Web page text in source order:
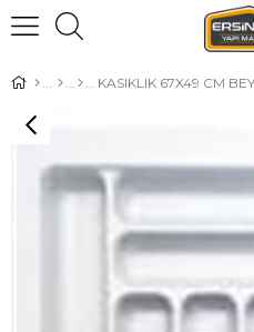
KASIKLIK 67X49 CM